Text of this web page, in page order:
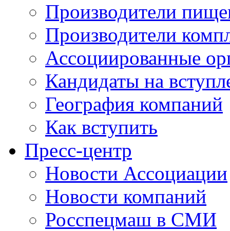
Производители
Производители
Ассоциированные
Кандидаты на
География компаний
Как вступить
Пресс-центр
Новости Ассоциации
Новости компаний
Росспецмаш в СМИ